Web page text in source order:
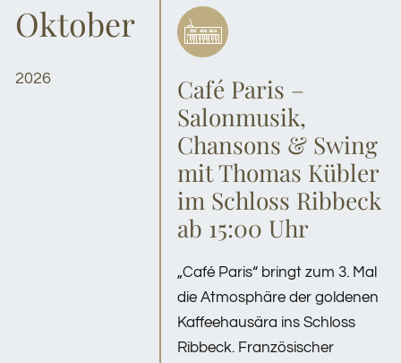
Oktober
2026
Café Paris –
Salonmusik,
Chansons & Swing
mit Thomas Kübler
im Schloss Ribbeck
ab 15:00 Uhr
„Café Paris“ bringt zum 3. Mal
die Atmosphäre der goldenen
Kaffeehausära ins Schloss
Ribbeck. Französischer